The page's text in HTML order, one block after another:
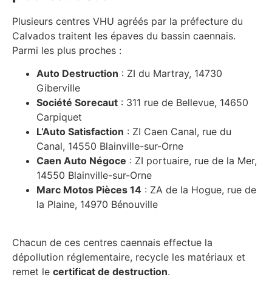
Plusieurs centres VHU agréés par la préfecture du
Calvados traitent les épaves du bassin caennais.
Parmi les plus proches :
Auto Destruction : ZI du Martray, 14730
Giberville
Société Sorecaut : 311 rue de Bellevue, 14650
Carpiquet
L’Auto Satisfaction : ZI Caen Canal, rue du
Canal, 14550 Blainville-sur-Orne
Caen Auto Négoce : ZI portuaire, rue de la Mer,
14550 Blainville-sur-Orne
Marc Motos Pièces 14 : ZA de la Hogue, rue de
la Plaine, 14970 Bénouville
Chacun de ces centres caennais effectue la
dépollution réglementaire, recycle les matériaux et
remet le certificat de destruction.